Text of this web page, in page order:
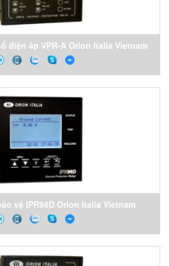
điện áp VPR-A Orion Italia Vietnam
vệ IPR96D Orion Italia Vietnam